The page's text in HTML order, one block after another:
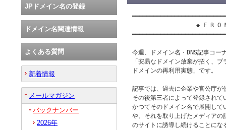
◆ F R O M　J P
今週、ドメイン名・DNS記事コー
「安易なドメイン放棄が招く、
ドメインの再利用実態」です。
記事では、過去に企業や官公庁
その後第三者によって登録され
かつてそのドメイン名で展開し
や、それを取り上げたメディア
のサイトに誘導し続けることに
JPドメイン名の登録
ドメイン名関連情報
よくある質問
新着情報
メールマガジン
バックナンバー
2026年